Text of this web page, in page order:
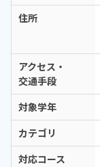
住所
アクセス・
交通手段
対象学年
カテゴリ
対応コース